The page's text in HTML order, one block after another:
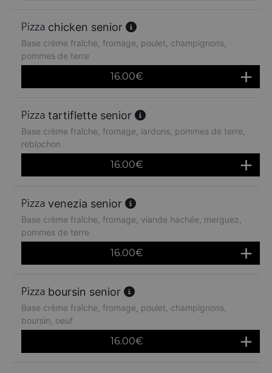
chicken senior
Base crème fraîche, fromage, poulet, champignons,
pommes de terre
16.00€
tartiflette senior
Base crème fraîche, fromage, lardons, pommes de terre,
reblochon
16.00€
venezia senior
Base crème fraîche, fromage, viande hachée, merguez,
pommes de terre
16.00€
boursin senior
Base crème fraîche, fromage, poulet, champignons,
boursin, oeuf
16.00€